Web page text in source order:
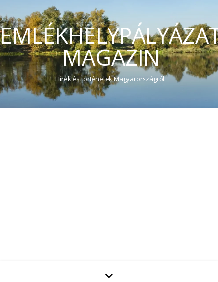
MAGAZIN
Hírek és történetek Magyarországról.